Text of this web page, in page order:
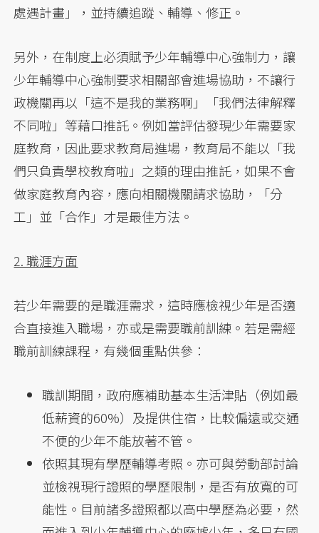
處遇計畫」，並持續追蹤、輔導、修正。
另外，在制度上必須賦予少年輔導中心強制力，讓
少年輔導中心強制要求相關部會進場協助，不讓行
政機關再以「這不是我的業務啊」「我們法律解釋
不同啦」等藉口推託。例如當評估發現少年需要家
庭教育，因此要求教育局進場，教育局不能以「我
們只負責學校教育啦」之類的理由推託，如果不會
做家庭教育內容，應向相關機關請求協助，「分
工」並「合作」才是最佳方法。
2. 職涯方面
若少年需要的是職涯需求，這時應檢視少年是否適
合直接進入職場，亦或是需要職前訓練。若是需經
職前訓練課程，有幾個重點供參：
職訓期間，政府應補助基本生活津貼（例如最
低薪資的60%）及提供住宿，比較偏遠或交通
不便的少年不能放著不管。
依照其現有學歷輔導考照。亦可與勞動部討論
並檢視現行證照的學歷限制，是否有放寬的可
能性。目前諸多證照都以高中學歷為必要，然